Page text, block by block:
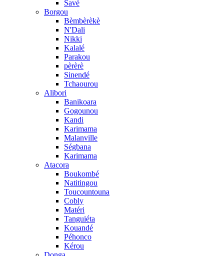
Savè
Borgou
Bèmbèrèkè
N'Dali
Nikki
Kalalé
Parakou
pèrèrè
Sinendé
Tchaourou
Alibori
Banikoara
Gogounou
Kandi
Karimama
Malanville
Ségbana
Karimama
Atacora
Boukombé
Natitingou
Toucountouna
Cobly
Matéri
Tanguiéta
Kouandé
Péhonco
Kérou